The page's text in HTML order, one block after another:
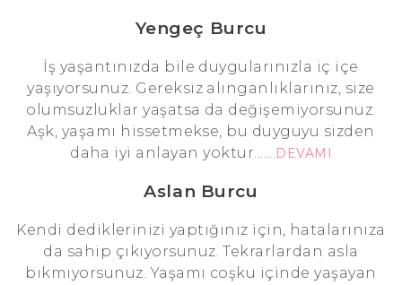
Yengeç Burcu
İş yaşantınızda bile duygularınızla iç içe
yaşıyorsunuz. Gereksiz alınganlıklarınız, size
olumsuzluklar yaşatsa da değişemiyorsunuz.
Aşk, yaşamı hissetmekse, bu duyguyu sizden
daha iyi anlayan yoktur.......DEVAMI
Aslan Burcu
Kendi dediklerinizi yaptığınız için, hatalarınıza
da sahip çıkıyorsunuz. Tekrarlardan asla
bıkmıyorsunuz. Yaşamı coşku içinde yaşayan